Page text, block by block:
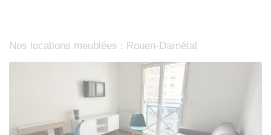
Nos locations meublées : Rouen-Darnétal